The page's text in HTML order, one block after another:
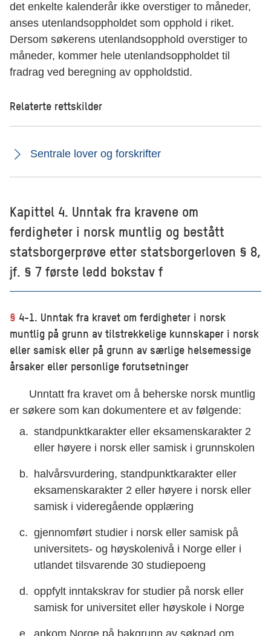
det enkelte kalenderår ikke overstiger to måneder,
anses utenlandsoppholdet som opphold i riket.
Dersom søkerens utenlandsopphold overstiger to
måneder, kommer hele utenlandsoppholdet til
fradrag ved beregning av oppholdstid.
Relaterte rettskilder
Sentrale lover og forskrifter
Kapittel 4. Unntak fra kravene om
ferdigheter i norsk muntlig og bestått
statsborgerprøve etter statsborgerloven § 8,
jf. § 7 første ledd bokstav f
§ 4-1. Unntak fra kravet om ferdigheter i norsk
muntlig på grunn av tilstrekkelige kunnskaper i norsk
eller samisk eller på grunn av særlige helsemessige
årsaker eller personlige forutsetninger
Unntatt fra kravet om å beherske norsk muntlig
er søkere som kan dokumentere et av følgende:
standpunktkarakter eller eksamenskarakter 2
eller høyere i norsk eller samisk i grunnskolen
halvårsvurdering, standpunktkarakter eller
eksamenskarakter 2 eller høyere i norsk eller
samisk i videregående opplæring
gjennomført studier i norsk eller samisk på
universitets- og høyskolenivå i Norge eller i
utlandet tilsvarende 30 studiepoeng
oppfylt inntakskrav for studier på norsk eller
samisk for universitet eller høyskole i Norge
ankom Norge på bakgrunn av søknad om